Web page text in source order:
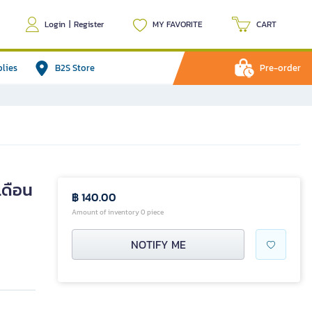
Login | Register MY FAVORITE CART
B2S Store Pre-order
อน
฿ 140.00
Amount of inventory 0 piece
NOTIFY ME